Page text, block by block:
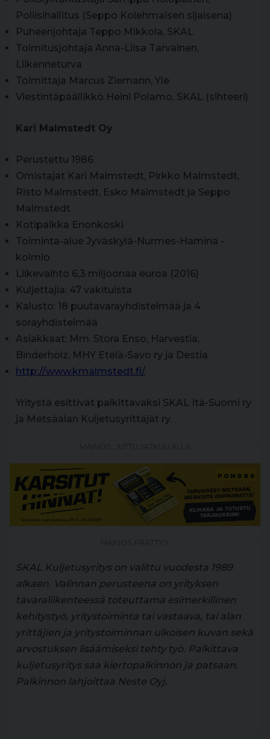
Poliisihallitus (Seppo Kolehmaisen sijaisena)
Puheenjohtaja Teppo Mikkola, SKAL
Toimitusjohtaja Anna-Liisa Tarvainen,
Liikenneturva
Toimittaja Marcus Ziemann, Yle
Viestintäpäällikkö Heini Polamo, SKAL (sihteeri)
Kari Malmstedt Oy
Perustettu 1986
Omistajat Kari Malmstedt, Pirkko Malmstedt,
Risto Malmstedt, Esko Malmstedt ja Seppo
Malmstedt
Kotipaikka Enonkoski
Toiminta-alue Jyväskylä-Nurmes-Hamina -
kolmio
Liikevaihto 6,3 miljoonaa euroa (2016)
Kuljettajia: 47 vakituista
Kalusto: 18 puutavarayhdistelmää ja 4
sorayhdistelmää
Asiakkaat: Mm. Stora Enso, Harvestia,
Binderholz, MHY Etelä-Savo ry ja Destia
http://www.kmalmstedt.fi/
Yritystä esittivät palkittavaksi SKAL Itä-Suomi ry
ja Metsäalan Kuljetusyrittäjät ry.
SKAL Kuljetusyritys on valittu vuodesta 1989
alkaen. Valinnan perusteena on yrityksen
tavaraliikenteessä toteuttama esimerkillinen
kehitystyö, yritystoiminta tai vastaava, tai alan
yrittäjien ja yritystoiminnan ulkoisen kuvan sekä
arvostuksen lisäämiseksi tehty työ. Palkittava
kuljetusyritys saa kiertopalkinnon ja patsaan.
Palkinnon lahjoittaa Neste Oyj.